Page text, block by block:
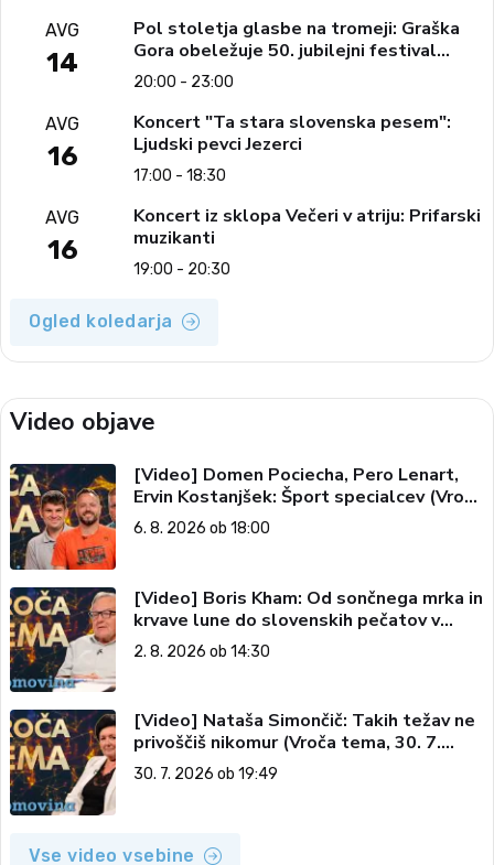
AVG
14
Pol stoletja glasbe na tromeji: Graška
Gora obeležuje 50. jubilejni festival
narodno-zabavne glasbe
20:00 - 23:00
AVG
16
Koncert "Ta stara slovenska pesem":
Ljudski pevci Jezerci
17:00 - 18:30
AVG
16
Koncert iz sklopa Večeri v atriju: Prifarski
muzikanti
19:00 - 20:30
Ogled koledarja
Video objave
[Video] Domen Pociecha, Pero Lenart,
Ervin Kostanjšek: Šport specialcev (Vroča
tema, 6. 8. 2026)
6. 8. 2026 ob 18:00
[Video] Boris Kham: Od sončnega mrka in
krvave lune do slovenskih pečatov v
vesolju (Vroča tema, 2. 8. 2026)
2. 8. 2026 ob 14:30
[Video] Nataša Simončič: Takih težav ne
privoščiš nikomur (Vroča tema, 30. 7.
2026)
30. 7. 2026 ob 19:49
Vse video vsebine